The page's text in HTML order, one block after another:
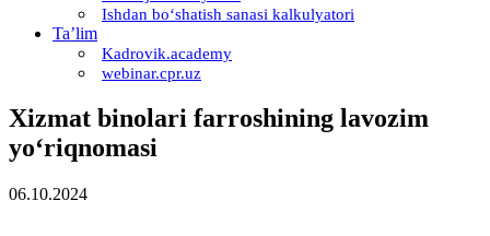
Ishdan boʻshatish sanasi kalkulyatori
Ta’lim
Kadrovik.academy
webinar.cpr.uz
Xizmat binolari farroshining lavozim
yoʻriqnomasi
06.10.2024